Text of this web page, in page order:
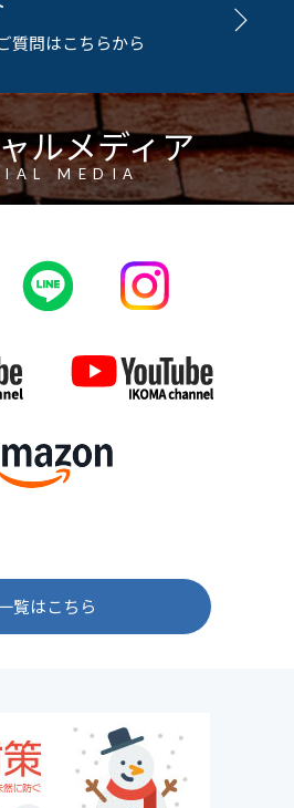
質問はこちらから
ルメディア
MEDIA
覧はこちら